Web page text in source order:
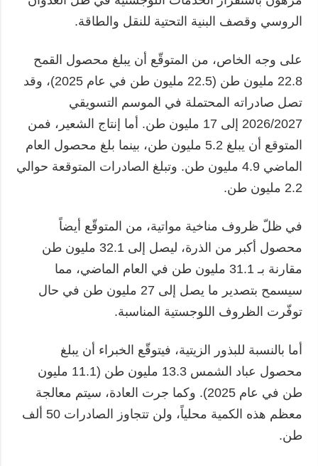
الروسي وقصف البنية التحتية للنقل والطاقة.
على وجه الخاص، من المتوقّع أن يبلغ محصول القمح
22.8 مليون طن (22.5 مليون طن في عام 2025)، وقد
تصل صادراته المحتملة في الموسم التسويقي
2026/2027 إلى 17 مليون طن. أما إنتاج الشعير، فمن
المتوقع أن يبلغ 5.2 مليون طن، بينما بلغ محصول العام
الماضي 4.9 مليون طن. وتبلغ الصادرات المتوقعة حوالي
2.2 مليون طن.
في ظلّ ظروف مناخية مواتية، من المتوقّع أيضاً
محصول أكبر من الذرة، ليصل إلى 32.1 مليون طن
مقارنة بـ 31.1 مليون طن في العام الماضي، مما
سيسمح بتصدير ما يصل إلى 27 مليون طن في حال
توفّرت الظروف اللوجستية المناسبة.
أما بالنسبة للبذور الزيتية، فيتوقّع الخبراء أن يبلغ
محصول عباد الشمس 13.3 مليون طن (11.1 مليون
طن في عام 2025). وكما جرت العادة، سيتم معالجة
معظم هذه الكمية محلياً، ولن تتجاوز الصادرات 50 ألف
طن.